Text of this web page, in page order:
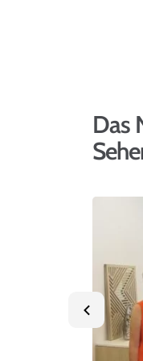
Das